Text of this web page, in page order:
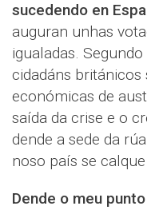
sucedendo en
auguran unhas
igualadas.
cidadáns
económicas de
saída da crise e o
dende a sede da
noso país se
Dende o meu